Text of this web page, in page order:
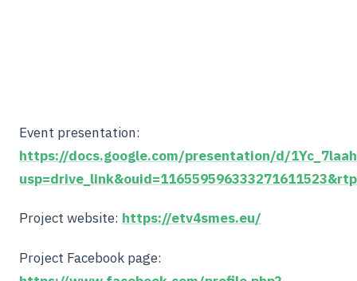
Event presentation:
https://docs.google.com/presentation/d/
Project website: https://etv4smes.eu/
Project Facebook page: